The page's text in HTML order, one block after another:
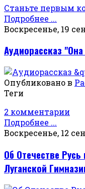
Станьте первым
Подробнее ...
Воскресенье, 19
Аудиорассказ
Опубликовано в
Теги
2 комментарии
Подробнее ...
Воскресенье, 12
Об Отечестве
Луганской